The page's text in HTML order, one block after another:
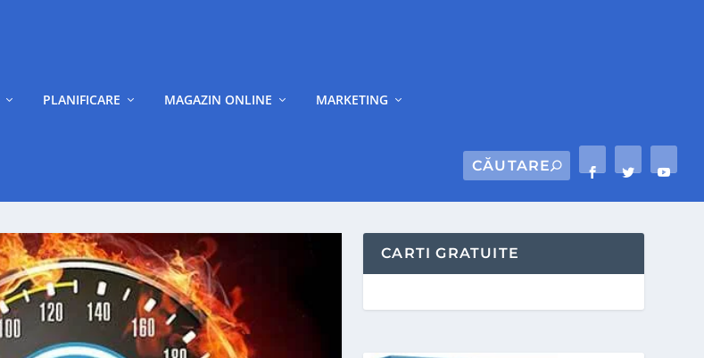
PLANIFICARE MAGAZIN ONLINE MARKETING
CARTI GRATUITE